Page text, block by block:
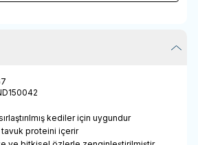
kediler için uygundur
proteini içerir